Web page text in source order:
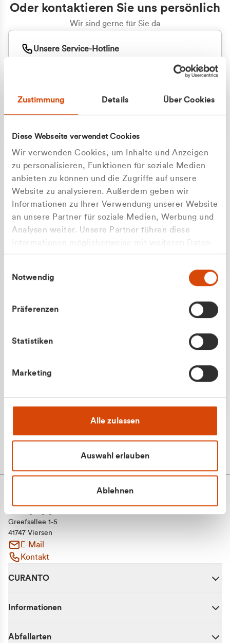
Zustimmung Details Über Cookies
Diese Webseite verwendet Cookies
Wir verwenden Cookies, um Inhalte und Anzeigen
zu personalisieren, Funktionen für soziale Medien
anbieten zu können und die Zugriffe auf unsere
Website zu analysieren. Außerdem geben wir
Informationen zu Ihrer Verwendung unserer Website
an unsere Partner für soziale Medien, Werbung und
Analysen weiter. Unsere Partner führen diese
zusammen, die Sie ihnen bereitgestellt haben oder
gesammelt haben.
Notwendig
Präferenzen
Statistiken
Marketing
Alle zulassen
Auswahl erlauben
Ablehnen
Zu welcher Kundengruppe
Oder kontaktieren Sie uns persönlich
Wir sind gerne für Sie da
Unsere Service-Hotline
+49 177 8376058
Apilash Balanesan
Greefsallee 1-5
41747 Viersen
E-Mail
Kontakt
CURANTO
Informationen
Abfallarten